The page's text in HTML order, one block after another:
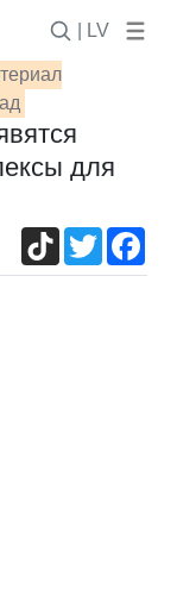
| LV
для
TikTokTwitter